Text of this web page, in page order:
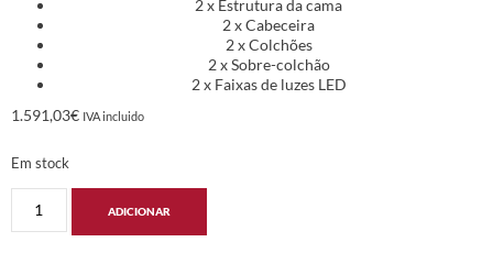
2 x Estrutura da cama
2 x Cabeceira
2 x Colchões
2 x Sobre-colchão
2 x Faixas de luzes LED
1.591,03€ IVA incluido
Em stock
ADICIONAR